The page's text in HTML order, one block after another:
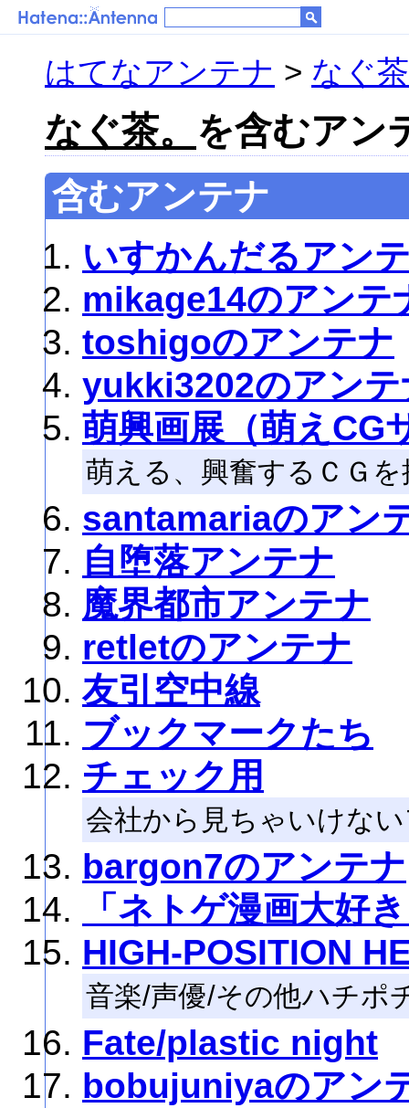
はてなアンテナ > なぐ
なぐ茶。 を含むアン
含むアンテナ
いすかんだるアン
mikage14のアンテ
toshigoのアンテナ
yukki3202のアンテ
萌興画展（萌えCG
萌える、興奮するＣＧ
santamariaのアン
自堕落アンテナ
魔界都市アンテナ
retletのアンテナ
友引空中線
ブックマークたち
チェック用
会社から見ちゃいけな
bargon7のアンテナ
「ネトゲ漫画大好
HIGH-POSITION
音楽/声優/その他ハチポ
Fate/plastic night
bobujuniyaのアン